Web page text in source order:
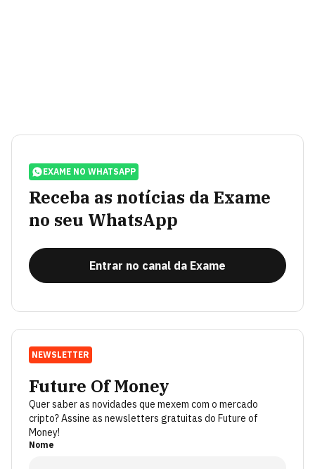
EXAME NO WHATSAPP
Receba as notícias da Exame
no seu WhatsApp
Entrar no canal da Exame
NEWSLETTER
Future Of Money
Quer saber as novidades que mexem com o mercado
cripto? Assine as newsletters gratuitas do Future of
Money!
Nome